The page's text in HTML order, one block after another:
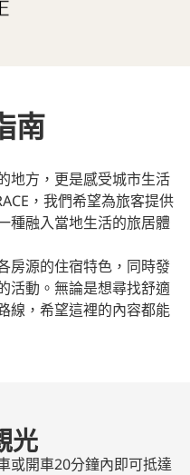
南
地方，更是感受城市生活
，我們希望為旅客提供
種融入當地生活的旅居體
房源的住宿特色，同時發
活動。無論是想尋找舒適
線，希望這裡的內容都能
光
或開車20分鐘內即可抵達